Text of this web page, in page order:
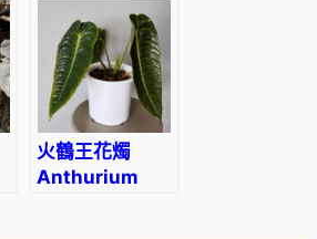
火鶴王花燭
Anthurium